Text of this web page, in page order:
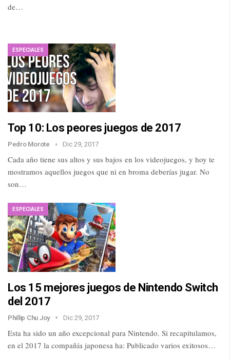
de…
ESPECIALES
Top 10: Los peores juegos de 2017
Pedro Morote Dic 29, 2017
Cada año tiene sus altos y sus bajos en los videojuegos, y hoy te
mostramos aquellos juegos que ni en broma deberías jugar. No
son…
ESPECIALES
Los 15 mejores juegos de Nintendo Switch
del 2017
Phillip Chu Joy Dic 29, 2017
Esta ha sido un año excepcional para Nintendo. Si recapitulamos,
en el 2017 la compañía japonesa ha: Publicado varios exitosos…